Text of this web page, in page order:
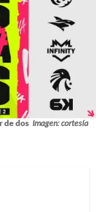
de dos Imagen: cortesía